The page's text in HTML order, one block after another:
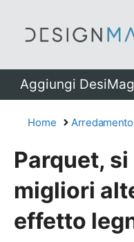
Aggiungi
Home Arredamento
Parquet, si
migliori
effetto